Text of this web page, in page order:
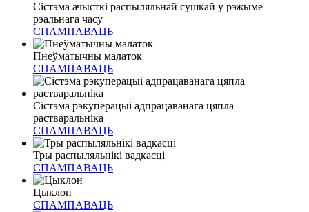
Сістэма ачысткі распыляльнай сушкай у рэжыме
рэальнага часу
СПАМПАВАЦЬ
Пнеўматычны малаток
СПАМПАВАЦЬ
Сістэма рэкуперацыі адпрацаванага цяпла
растваральніка
СПАМПАВАЦЬ
Тры распыляльнікі вадкасці
СПАМПАВАЦЬ
Цыклон
СПАМПАВАЦЬ